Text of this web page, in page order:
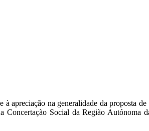
apreciação na generalidade da proposta
Social da Região Autónoma